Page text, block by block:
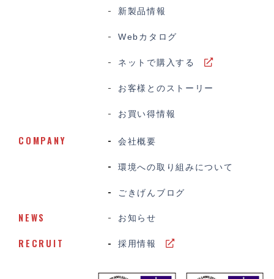
新製品情報
Webカタログ
ネットで購入する
お客様とのストーリー
お買い得情報
COMPANY 会社概要
環境への取り組みについて
ごきげんブログ
NEWS お知らせ
RECRUIT 採用情報